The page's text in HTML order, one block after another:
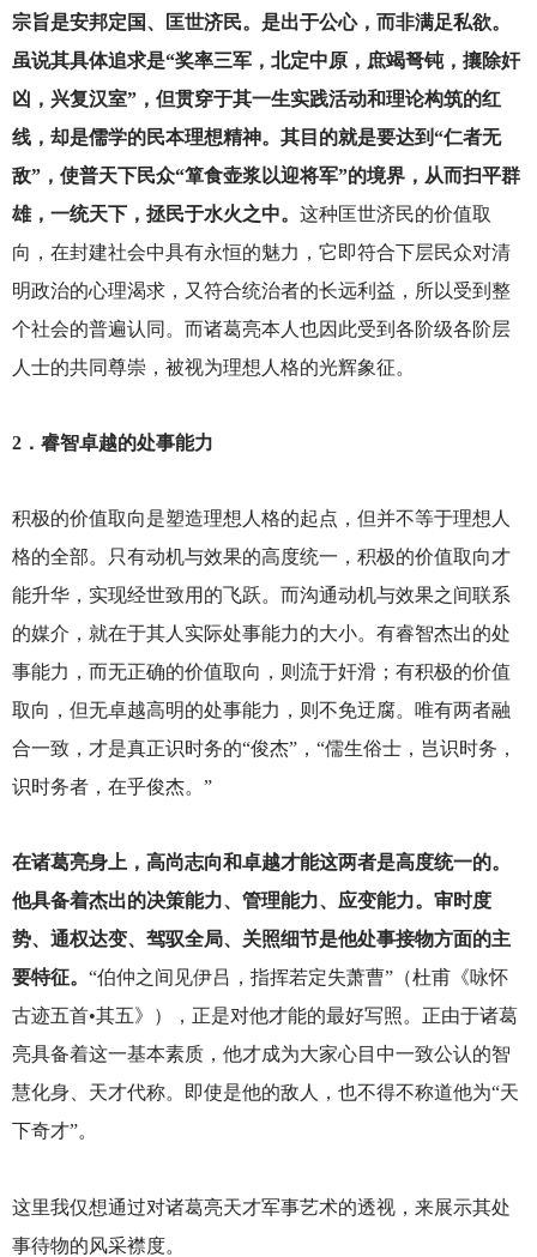
宗旨是安邦定国、匡世济民。是出于公心，而非满足私欲。
虽说其具体追求是“奖率三军，北定中原，庶竭弩钝，攘除奸
凶，兴复汉室”，但贯穿于其一生实践活动和理论构筑的红
线，却是儒学的民本理想精神。其目的就是要达到“仁者无
敌”，使普天下民众“箪食壶浆以迎将军”的境界，从而扫平群
雄，一统天下，拯民于水火之中。 这种匡世济民的价值取
向，在封建社会中具有永恒的魅力，它即符合下层民众对清
明政治的心理渴求，又符合统治者的长远利益，所以受到整
个社会的普遍认同。而诸葛亮本人也因此受到各阶级各阶层
人士的共同尊崇，被视为理想人格的光辉象征。
2．睿智卓越的处事能力
积极的价值取向是塑造理想人格的起点，但并不等于理想人
格的全部。只有动机与效果的高度统一，积极的价值取向才
能升华，实现经世致用的飞跃。而沟通动机与效果之间联系
的媒介，就在于其人实际处事能力的大小。有睿智杰出的处
事能力，而无正确的价值取向，则流于奸滑；有积极的价值
取向，但无卓越高明的处事能力，则不免迂腐。唯有两者融
合一致，才是真正识时务的“俊杰”，“儒生俗士，岂识时务，
识时务者，在乎俊杰。”
在诸葛亮身上，高尚志向和卓越才能这两者是高度统一的。
他具备着杰出的决策能力、管理能力、应变能力。审时度
势、通权达变、驾驭全局、关照细节是他处事接物方面的主
要特征。 “伯仲之间见伊吕，指挥若定失萧曹”（杜甫《咏怀
古迹五首•其五》），正是对他才能的最好写照。正由于诸葛
亮具备着这一基本素质，他才成为大家心目中一致公认的智
慧化身、天才代称。即使是他的敌人，也不得不称道他为“天
下奇才”。
这里我仅想通过对诸葛亮天才军事艺术的透视，来展示其处
事待物的风采襟度。